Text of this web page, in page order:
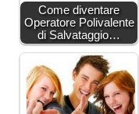
Come diventare
Operatore Polivalente
di Salvataggio…